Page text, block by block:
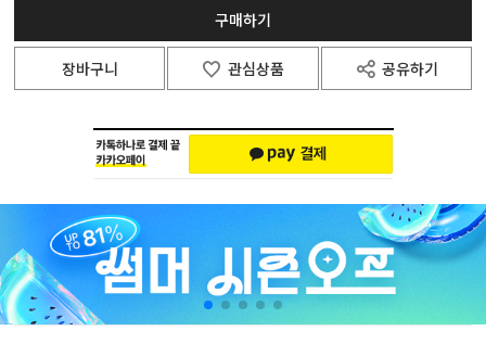
구매하기
장바구니 관심상품 공유하기